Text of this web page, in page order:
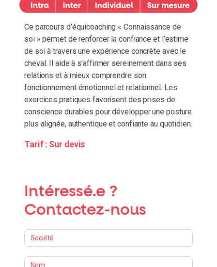
Ce parcours d’équicoaching « Connaissance de
soi » permet de renforcer la confiance et l’estime
de soi à travers une expérience concrète avec le
cheval. Il aide à s’affirmer sereinement dans ses
relations et à mieux comprendre son
fonctionnement émotionnel et relationnel. Les
exercices pratiques favorisent des prises de
conscience durables pour développer une posture
plus alignée, authentique et confiante au quotidien.
Tarif : Sur devis
Intéressé.e ?
Contactez-nous
Formations